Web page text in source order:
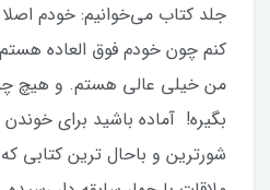
جلد کتاب می‌خوانیم: خودم
کنم چون خودم فوق العاده
من خیلی عالی هستم. و هیچ
بگیره! آماده باشید برای
شورترین و باحال ترین کتابی